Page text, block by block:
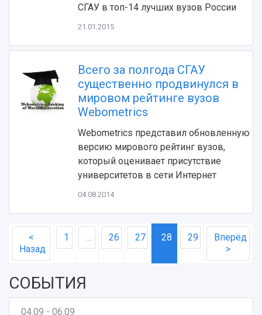
СГАУ в топ-14 лучших вузов России
21.01.2015
Всего за полгода СГАУ
существенно продвинулся в
мировом рейтинге вузов
Webometrics
Webometrics представил обновленную
версию мирового рейтинг вузов,
который оценивает присутствие
университетов в сети Интернет
04.08.2014
<
Назад
1 … 26 27 28 29
Вперёд
>
СОБЫТИЯ
04.09 - 06.09